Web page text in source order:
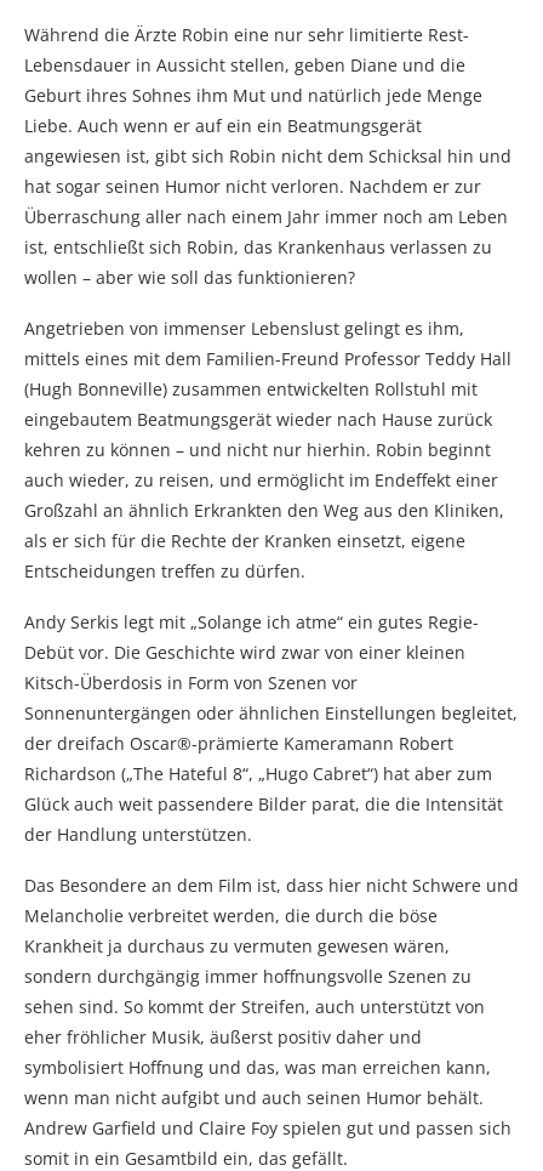
Während die Ärzte Robin eine nur sehr limitierte Rest-
Lebensdauer in Aussicht stellen, geben Diane und die
Geburt ihres Sohnes ihm Mut und natürlich jede Menge
Liebe. Auch wenn er auf ein ein Beatmungsgerät
angewiesen ist, gibt sich Robin nicht dem Schicksal hin und
hat sogar seinen Humor nicht verloren. Nachdem er zur
Überraschung aller nach einem Jahr immer noch am Leben
ist, entschließt sich Robin, das Krankenhaus verlassen zu
wollen – aber wie soll das funktionieren?
Angetrieben von immenser Lebenslust gelingt es ihm,
mittels eines mit dem Familien-Freund Professor Teddy Hall
(Hugh Bonneville) zusammen entwickelten Rollstuhl mit
eingebautem Beatmungsgerät wieder nach Hause zurück
kehren zu können – und nicht nur hierhin. Robin beginnt
auch wieder, zu reisen, und ermöglicht im Endeffekt einer
Großzahl an ähnlich Erkrankten den Weg aus den Kliniken,
als er sich für die Rechte der Kranken einsetzt, eigene
Entscheidungen treffen zu dürfen.
Andy Serkis legt mit „Solange ich atme“ ein gutes Regie-
Debüt vor. Die Geschichte wird zwar von einer kleinen
Kitsch-Überdosis in Form von Szenen vor
Sonnenuntergängen oder ähnlichen Einstellungen begleitet,
der dreifach Oscar®-prämierte Kameramann Robert
Richardson („The Hateful 8“, „Hugo Cabret“) hat aber zum
Glück auch weit passendere Bilder parat, die die Intensität
der Handlung unterstützen.
Das Besondere an dem Film ist, dass hier nicht Schwere und
Melancholie verbreitet werden, die durch die böse
Krankheit ja durchaus zu vermuten gewesen wären,
sondern durchgängig immer hoffnungsvolle Szenen zu
sehen sind. So kommt der Streifen, auch unterstützt von
eher fröhlicher Musik, äußerst positiv daher und
symbolisiert Hoffnung und das, was man erreichen kann,
wenn man nicht aufgibt und auch seinen Humor behält.
Andrew Garfield und Claire Foy spielen gut und passen sich
somit in ein Gesamtbild ein, das gefällt.